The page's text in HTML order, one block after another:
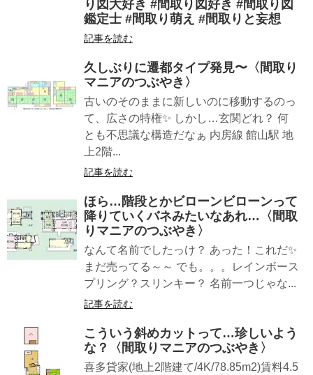
り図大好き #間取り図好き #間取り図
鑑定士 #間取り萌え #間取りと妄想
記事を読む
久しぶりに遷都タイプ発見〜〈間取り
マニアのつぶやき〉
古いのそのままに新しいのに移動するのっ
て、広さの特権✨ しかし…玄関どれ？ 何
とも不思議な構造だなぁ 内房線 館山駅 地
上2階...
記事を読む
ほら…階段とかビローンビローンって
降りていくバネみたいなあれ…〈間取
りマニアのつぶやき〉
なんて名前でしたっけ？ あった！これだ✨
まだ売ってる～～ でも。。。レインボース
プリング？スリンキー？ 名前一つじゃな...
記事を読む
こういう斜めカットって…珍しいよう
な？〈間取りマニアのつぶやき〉
喜多貸家(地上2階建て/4K/78.85m2)賃料4.5